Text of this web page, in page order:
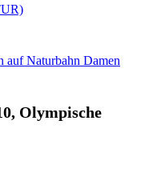
auf Naturbahn Damen
Olympische